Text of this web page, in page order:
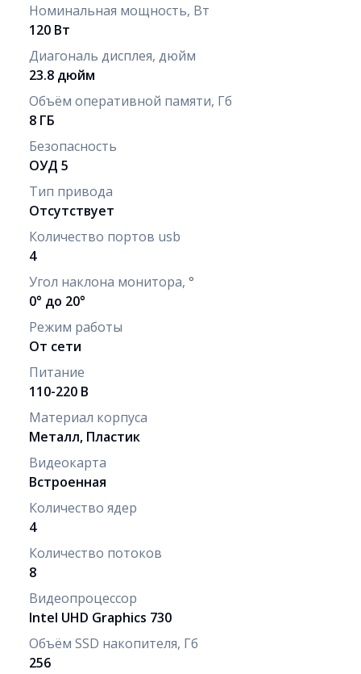
Номинальная мощность, Вт
120 Вт
Диагональ дисплея, дюйм
23.8 дюйм
Объём оперативной памяти, Гб
8 ГБ
Безопасность
ОУД 5
Тип привода
Отсутствует
Количество портов usb
4
Угол наклона монитора, °
0° до 20°
Режим работы
От сети
Питание
110-220 В
Материал корпуса
Металл, Пластик
Видеокарта
Встроенная
Количество ядер
4
Количество потоков
8
Видеопроцессор
Intel UHD Graphics 730
Объём SSD накопителя, Гб
256